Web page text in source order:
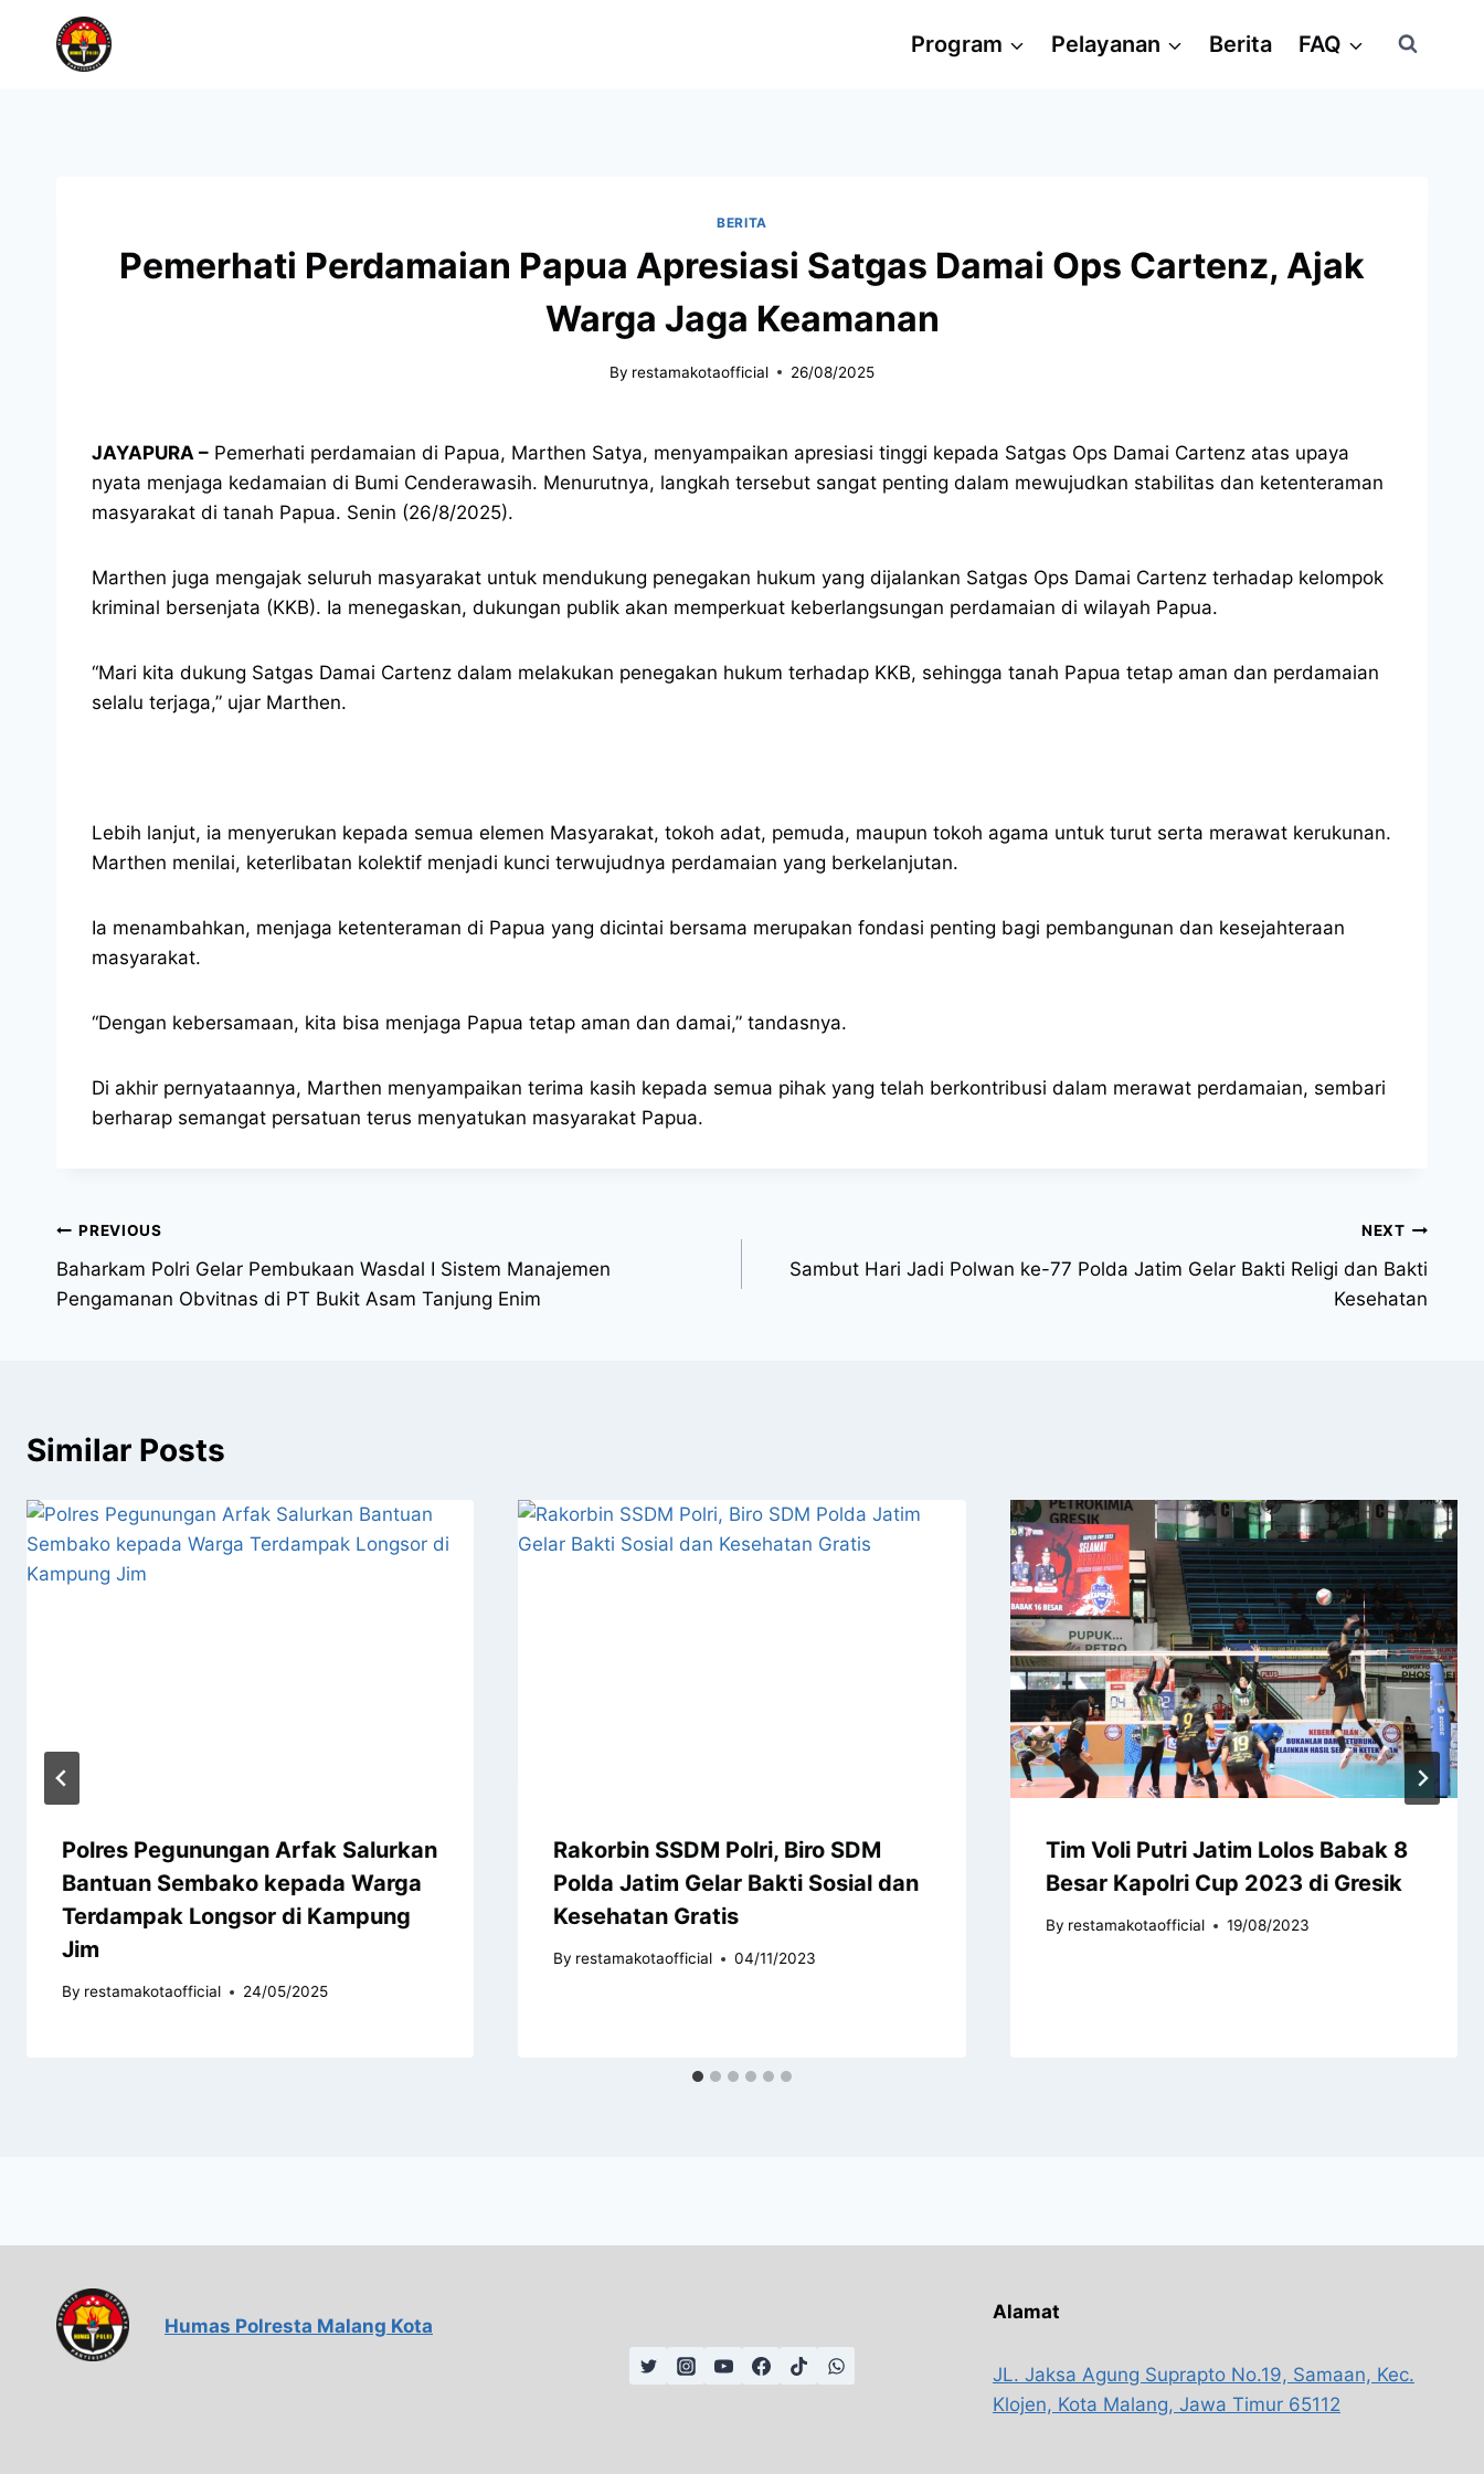
Program Pelayanan Berita FAQ
BERITA
Pemerhati Perdamaian Papua Apresiasi Satgas Damai Ops Cartenz, Ajak
Warga Jaga Keamanan
By restamakotaofficial 26/08/2025
JAYAPURA – Pemerhati perdamaian di Papua, Marthen Satya, menyampaikan apresiasi tinggi kepada Satgas Ops Damai Cartenz atas upaya
nyata menjaga kedamaian di Bumi Cenderawasih. Menurutnya, langkah tersebut sangat penting dalam mewujudkan stabilitas dan ketenteraman
masyarakat di tanah Papua. Senin (26/8/2025).
Marthen juga mengajak seluruh masyarakat untuk mendukung penegakan hukum yang dijalankan Satgas Ops Damai Cartenz terhadap kelompok
kriminal bersenjata (KKB). Ia menegaskan, dukungan publik akan memperkuat keberlangsungan perdamaian di wilayah Papua.
“Mari kita dukung Satgas Damai Cartenz dalam melakukan penegakan hukum terhadap KKB, sehingga tanah Papua tetap aman dan perdamaian
selalu terjaga,” ujar Marthen.
Lebih lanjut, ia menyerukan kepada semua elemen Masyarakat, tokoh adat, pemuda, maupun tokoh agama untuk turut serta merawat kerukunan.
Marthen menilai, keterlibatan kolektif menjadi kunci terwujudnya perdamaian yang berkelanjutan.
Ia menambahkan, menjaga ketenteraman di Papua yang dicintai bersama merupakan fondasi penting bagi pembangunan dan kesejahteraan
masyarakat.
“Dengan kebersamaan, kita bisa menjaga Papua tetap aman dan damai,” tandasnya.
Di akhir pernyataannya, Marthen menyampaikan terima kasih kepada semua pihak yang telah berkontribusi dalam merawat perdamaian, sembari
berharap semangat persatuan terus menyatukan masyarakat Papua.
PREVIOUS
Baharkam Polri Gelar Pembukaan Wasdal I Sistem Manajemen
Pengamanan Obvitnas di PT Bukit Asam Tanjung Enim
NEXT
Sambut Hari Jadi Polwan ke-77 Polda Jatim Gelar Bakti Religi dan Bakti
Kesehatan
Similar Posts
Polres Pegunungan Arfak Salurkan
Bantuan Sembako kepada Warga
Terdampak Longsor di Kampung
Jim
By restamakotaofficial 24/05/2025
Rakorbin SSDM Polri, Biro SDM
Polda Jatim Gelar Bakti Sosial dan
Kesehatan Gratis
By restamakotaofficial 04/11/2023
Tim Voli Putri Jatim Lolos Babak 8
Besar Kapolri Cup 2023 di Gresik
By restamakotaofficial 19/08/2023
Humas Polresta Malang Kota
Alamat
JL. Jaksa Agung Suprapto No.19, Samaan, Kec.
Klojen, Kota Malang, Jawa Timur 65112